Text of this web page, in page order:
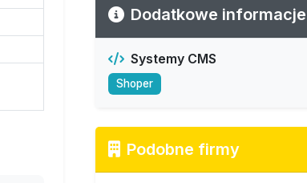
Dodatkowe informacje
Systemy CMS
Shoper
Podobne firmy